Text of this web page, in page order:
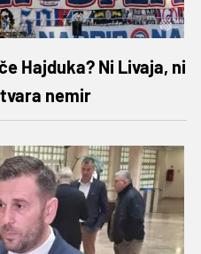
Hajduka? Ni Livaja, ni
nemir